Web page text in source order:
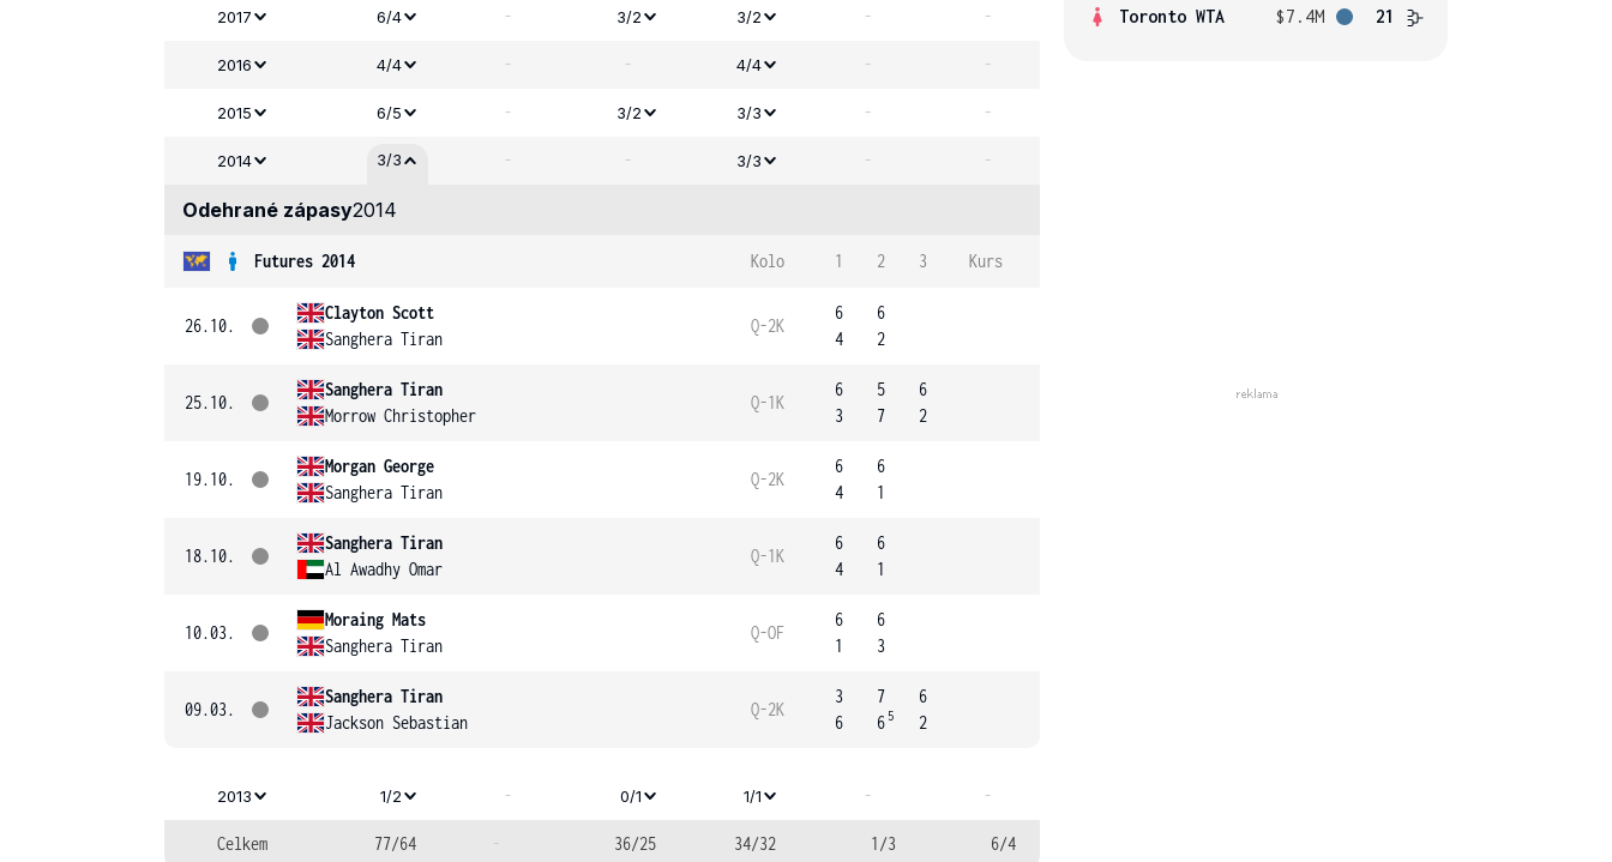
2017 6/4 - 3/2 3/2 - -
2016 4/4 - - 4/4 - -
2015 6/5 - 3/2 3/3 - -
2014 3/3 - - 3/3 - -
Odehrané zápasy2014
Futures 2014 Kolo 1 2 3 Kurs
26.10.
Clayton Scott
Sanghera Tiran
Q-2K
6
4
6
2
25.10.
Sanghera Tiran
Morrow Christopher
Q-1K
6
3
5
7
6
2
19.10.
Morgan George
Sanghera Tiran
Q-2K
6
4
6
1
18.10.
Sanghera Tiran
Al Awadhy Omar
Q-1K
6
4
6
1
10.03.
Moraing Mats
Sanghera Tiran
Q-OF
6
1
6
3
09.03.
Sanghera Tiran
Jackson Sebastian
Q-2K
3
6
7
6 5
6
2
2013 1/2 - 0/1 1/1 - -
Celkem 77/64 - 36/25 34/32 1/3 6/4
Toronto WTA
$7.4M 21